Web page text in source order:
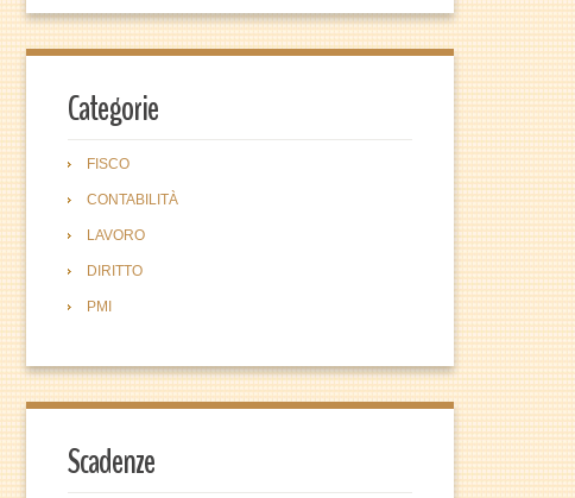
Categorie
FISCO
CONTABILITÀ
LAVORO
DIRITTO
PMI
Scadenze